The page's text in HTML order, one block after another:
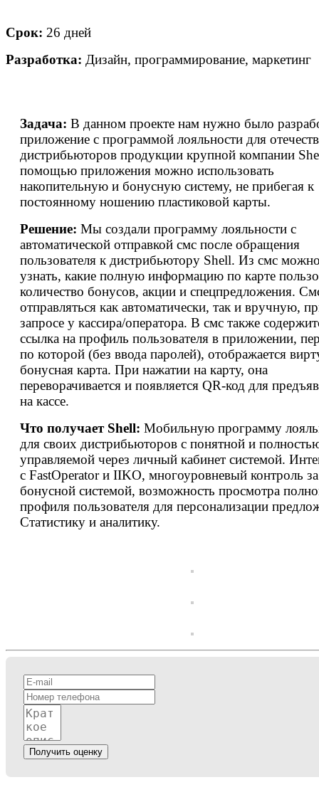
Срок: 26 дней
Разработка: Дизайн, программирование, маркетинг
Задача: В данном проекте нам нужно было
приложение с программой лояльности для
дистрибьюторов продукции крупной компании
помощью приложения можно использовать
накопительную и бонусную систему, не прибегая к
постоянному ношению пластиковой карты.
Решение: Мы создали программу лояльности с
автоматической отправкой смс после обращения
пользователя к дистрибьютору Shell. Из смс
узнать, какие полную информацию по карте
количество бонусов, акции и спецпредложения.
отправляться как автоматически, так и вручную,
запросе у кассира/оператора. В смс также
ссылка на профиль пользователя в приложении,
по которой (без ввода паролей), отображается
бонусная карта. При нажатии на карту, она
переворачивается и появляется QR-код для
на кассе.
Что получает Shell: Мобильную программу
для своих дистрибьюторов с понятной и
управляемой через личный кабинет системой.
с FastOperator и IIKO, многоуровневый контроль за
бонусной системой, возможность просмотра
профиля пользователя для персонализации
Статистику и аналитику.
Получить оценку